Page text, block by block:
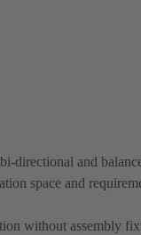
directional and
space and
without assembly